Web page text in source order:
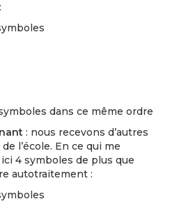
dans ce même ordre
: nous recevons d’autres
l’école. En ce qui me
4 symboles de plus que
autotraitement :